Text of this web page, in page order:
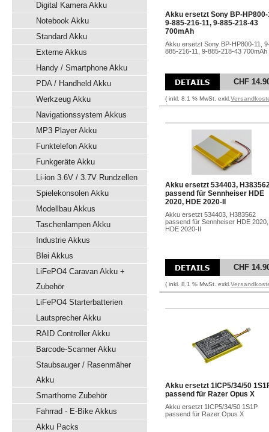
Digital Kamera Akku
Notebook Akku
Standard Akku
Externe Akkus
Handy / Smartphone Akku
PDA / Handheld Akku
Werkzeug Akku
Navigationssystem Akkus
MP3 Player Akku
Funktelefon Akku
Funkgeräte Akku
Li-ion 3.6V / 3.7V Rundzellen
Spielekonsolen Akku
Modellbau Akkus
Taschenlampen Akku
Industrie Akkus
Blei Akkus
LiFePO4 Caravan Akku +
Zubehör
LiFePO4 Starterbatterien
Lautsprecher Akku
RAID Controller Akku
Barcode-Scanner Akku
Staubsauger / Rasenmäher
Akku
Smarthome Zubehör
Fahrrad - E-Bike Akkus
Akku Packs
Akku ersetzt Sony BP-HP800-
9-885-216-11, 9-885-218-43
700mAh
Akku ersetzt Sony BP-HP800-11,
885-216-11, 9-885-218-43 700mAh
CHF
( inkl. 8.1 % MwSt. exkl.
Akku ersetzt 534403,
passend für Sennheiser HDE
2020, HDE 2020-II
Akku ersetzt 534403, H383562
passend für Sennheiser HDE 2020,
HDE 2020-II
CHF
( inkl. 8.1 % MwSt. exkl.
Akku ersetzt 1ICP5/34/50
passend für Razer Opus X
Akku ersetzt 1ICP5/34/50 1S1P
passend für Razer Opus X